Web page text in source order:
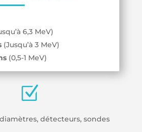
6,3 MeV)
(Jusqu’à 3 MeV)
(0,5-1 MeV)
Z
détecteurs, sondes